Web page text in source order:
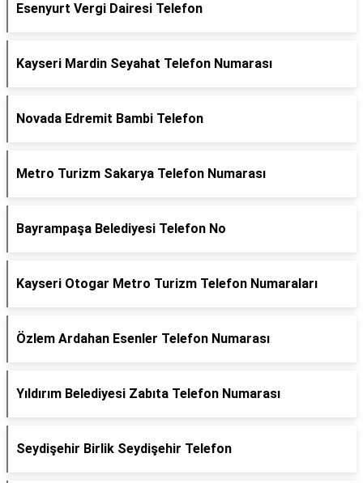
Esenyurt Vergi Dairesi Telefon
Kayseri Mardin Seyahat Telefon Numarası
Novada Edremit Bambi Telefon
Metro Turizm Sakarya Telefon Numarası
Bayrampaşa Belediyesi Telefon No
Kayseri Otogar Metro Turizm Telefon Numaraları
Özlem Ardahan Esenler Telefon Numarası
Yıldırım Belediyesi Zabıta Telefon Numarası
Seydişehir Birlik Seydişehir Telefon